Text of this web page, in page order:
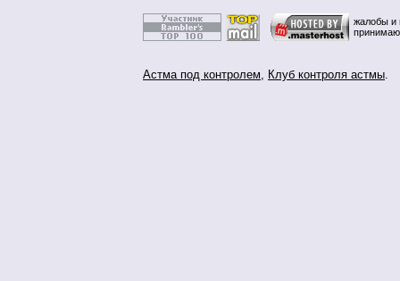
жалобы и
Астма под контролем, Клуб контроля астмы.